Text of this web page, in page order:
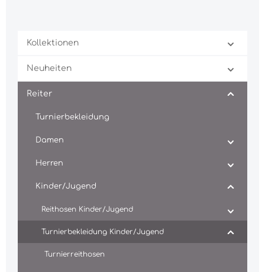
Kollektionen
Neuheiten
Reiter
Turnierbekleidung
Damen
Herren
Kinder/Jugend
Reithosen Kinder/Jugend
Turnierbekleidung Kinder/Jugend
Turnierreithosen